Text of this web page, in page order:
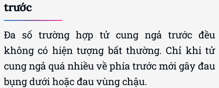
trước
Đa số trường hợp tử cung ngả trước đều
không có hiện tượng bất thường. Chỉ khi tử
cung ngả quá nhiều về phía trước mới gây đau
bụng dưới hoặc đau vùng chậu.